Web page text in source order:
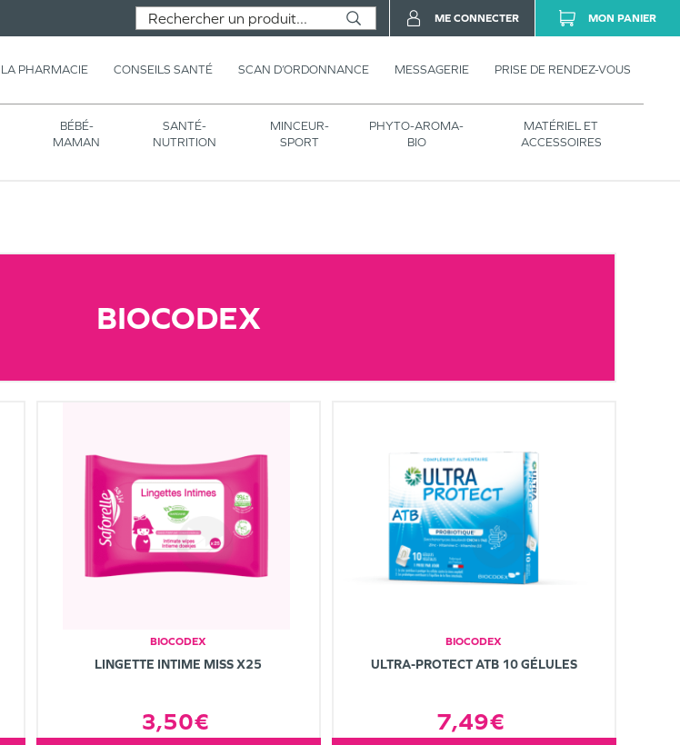
LA PHARMACIE CONSEILS SANTÉ SCAN D’ORDONNANCE MESSAGERIE PRISE DE RENDEZ-VOUS
BÉBÉ-
MAMAN
SANTÉ-
NUTRITION
MINCEUR-
SPORT
PHYTO-AROMA-
BIO
MATÉRIEL ET
ACCESSOIRES
ME CONNECTER MON PANIER
BIOCODEX
BIOCODEX
LINGETTE INTIME MISS X25
3,50€
BIOCODEX
ULTRA-PROTECT ATB 10 GÉLULES
7,49€